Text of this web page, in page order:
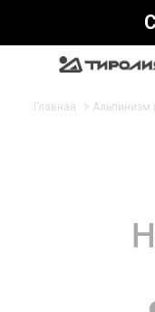
Главная Альпинизм